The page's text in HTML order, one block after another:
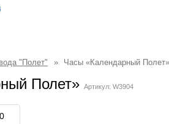
"Полет" » Часы «Календарный Полет»
Полет» Артикул: W3904
0